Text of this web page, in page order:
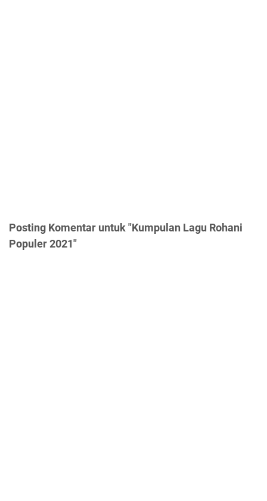
Posting Komentar untuk "Kumpulan Lagu Rohani
Populer 2021"